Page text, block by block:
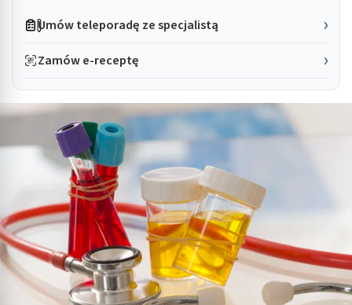
Umów teleporadę ze specjalistą
Zamów e-receptę